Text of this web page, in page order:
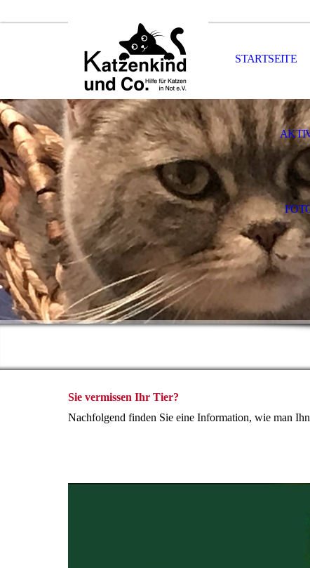
STARTSEITE
Sie vermissen Ihr Tier?
Nachfolgend finden Sie eine Information, wie man